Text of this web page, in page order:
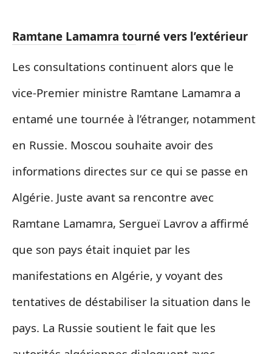
Ramtane Lamamra tourné vers l’extérieur
Les consultations continuent alors que le
vice-Premier ministre Ramtane Lamamra a
entamé une tournée à l’étranger, notamment
en Russie. Moscou souhaite avoir des
informations directes sur ce qui se passe en
Algérie. Juste avant sa rencontre avec
Ramtane Lamamra, Sergueï Lavrov a affirmé
que son pays était inquiet par les
manifestations en Algérie, y voyant des
tentatives de déstabiliser la situation dans le
pays. La Russie soutient le fait que les